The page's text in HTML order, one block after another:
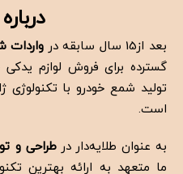
بعد از15 سال سابقه در واردات
گسترده برای فروش لوازم یدکی
تولید شمع خودرو با تکنولوژی
است.
به عنوان طلایه‌دار درطراحی و
ما متعهد به ارائه بهترین